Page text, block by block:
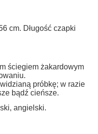
cm. Długość czapki
ściegiem żakardowym
próbkę; w razie
bądź cieńsze.
angielski.